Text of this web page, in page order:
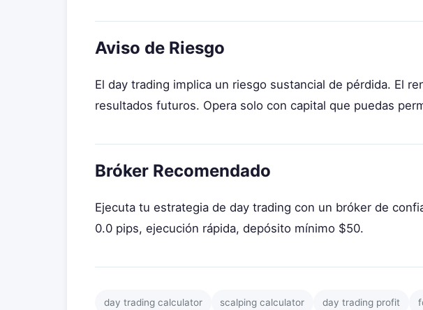
Aviso de Riesgo
El day trading implica un riesgo sustancial de pérdida. El
resultados futuros. Opera solo con capital que puedas
Bróker Recomendado
Ejecuta tu estrategia de day trading con un bróker de
0.0 pips, ejecución rápida, depósito mínimo $50.
day trading calculator scalping calculator day trading profit